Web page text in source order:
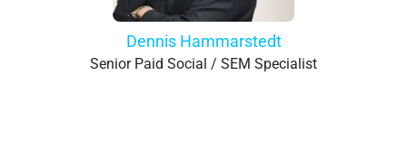
Dennis Hammarstedt
Senior Paid Social / SEM Specialist